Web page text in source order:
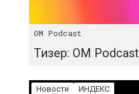
OM Podcast
Тизер: ОM Podcast
Новости ИНДЕКС